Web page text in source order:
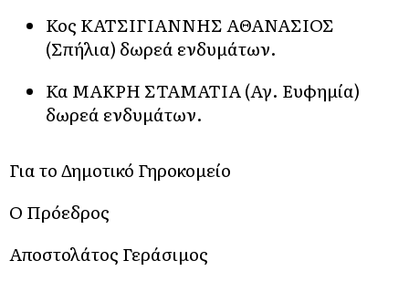
Κος ΚΑΤΣΙΓΙΑΝΝΗΣ ΑΘΑΝΑΣΙΟΣ
(Σπήλια) δωρεά ενδυμάτων.
Κα ΜΑΚΡΗ ΣΤΑΜΑΤΙΑ (Αγ. Ευφημία)
δωρεά ενδυμάτων.
Για το Δημοτικό Γηροκομείο
Ο Πρόεδρος
Αποστολάτος Γεράσιμος